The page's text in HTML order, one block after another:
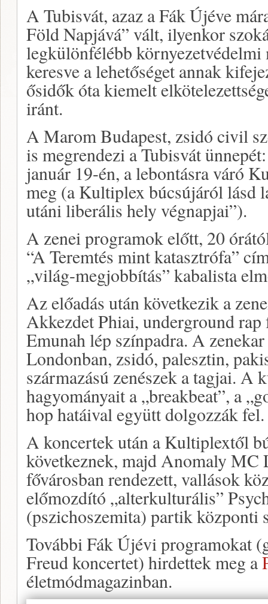
A Tubisvát, azaz a Fák Újéve
Föld Napjává” vált, ilyenkor
legkülönfélébb környezetvédelmi
keresve a lehetőséget annak
ősidők óta kiemelt
iránt.
A Marom Budapest, zsidó civil
is megrendezi a Tubisvát
január 19-én, a lebontásra váró
meg (a Kultiplex búcsújáról lásd
utáni liberális hely végnapjai”).
A zenei programok előtt, 20
“A Teremtés mint katasztrófa”
„világ-megjobbítás” kabalista
Az előadás után következik a
Akkezdet Phiai, underground
Emunah lép színpadra. A
Londonban, zsidó, palesztin,
származású zenészek a tagjai. A
hagyományait a „breakbeat”, a
hop hatáival együtt dolgozzák fel.
A koncertek után a Kultiplextől
következnek, majd Anomaly
fővárosban rendezett, vallások
előmozdító „alterkulturális”
(pszichoszemita) partik központi
További Fák Újévi programokat
Freud koncertet) hirdettek meg a
életmódmagazinban.